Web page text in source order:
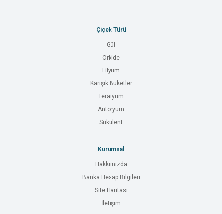
Çiçek Türü
Gül
Orkide
Lilyum
Karışık Buketler
Teraryum
Antoryum
Sukulent
Kurumsal
Hakkımızda
Banka Hesap Bilgileri
Site Haritası
İletişim